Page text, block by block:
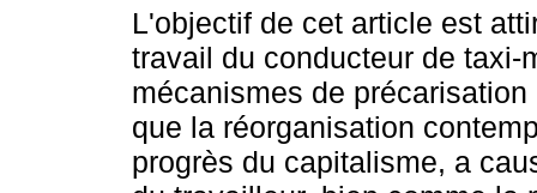
L'objectif de cet article est
travail du conducteur de taxi-
mécanismes de
que la réorganisation
progrès du capitalisme, a